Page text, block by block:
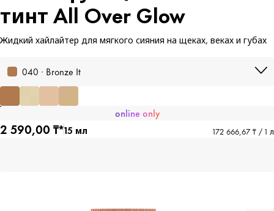
тинт All Over Glow
Жидкий хайлайтер для мягкого сияния на щеках, веках и губах
040 · Bronze It
online only
2 590,00 ₸*15 мл 172 666,67 ₸ / 1 л